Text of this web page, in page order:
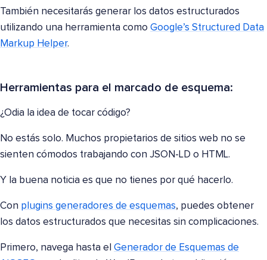
También necesitarás generar los datos estructurados
utilizando una herramienta como Google’s Structured Data
Markup Helper.
Herramientas para el marcado de esquema:
¿Odia la idea de tocar código?
No estás solo. Muchos propietarios de sitios web no se
sienten cómodos trabajando con JSON-LD o HTML.
Y la buena noticia es que no tienes por qué hacerlo.
Con plugins generadores de esquemas, puedes obtener
los datos estructurados que necesitas sin complicaciones.
Primero, navega hasta el Generador de Esquemas de